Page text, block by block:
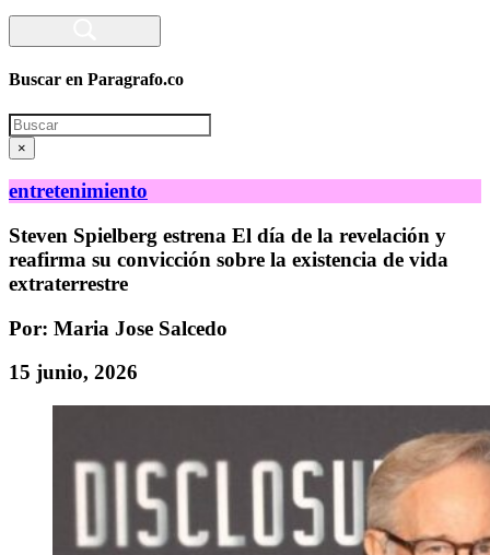
Buscar en Paragrafo.co
Search
×
entretenimiento
Steven Spielberg estrena El día de la revelación y
reafirma su convicción sobre la existencia de vida
extraterrestre
Por: Maria Jose Salcedo
15 junio, 2026